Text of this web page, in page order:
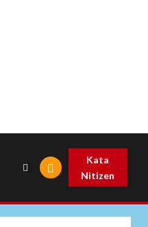
Kata
Nitizen